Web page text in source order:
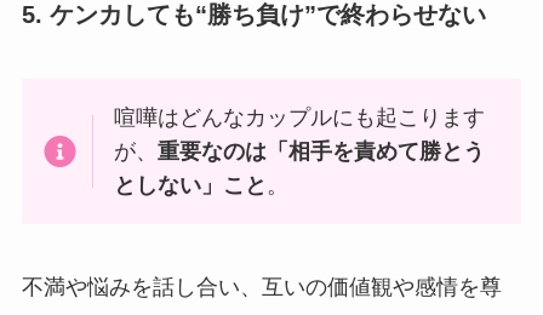
5. ケンカしても“勝ち負け”で終わらせない
喧嘩はどんなカップルにも起こります
が、重要なのは「相手を責めて勝とう
としない」こと 。
不満や悩みを話し合い、互いの価値観や感情を尊